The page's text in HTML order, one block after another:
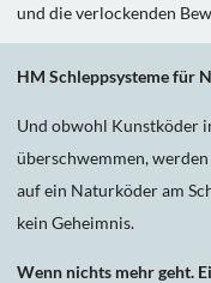
und die verlockenden
HM Schleppsysteme für
Und obwohl Kunstköder
überschwemmen,
auf ein Naturköder am
kein Geheimnis.
Wenn nichts mehr geht.